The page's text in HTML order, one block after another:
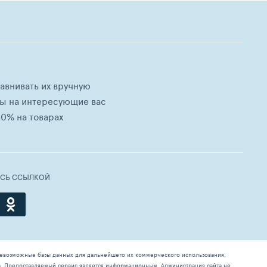
их вручную
на интересующие вас
на товарах
ССЫЛКОЙ
базы данных для дальнейшего их коммерческого использования,